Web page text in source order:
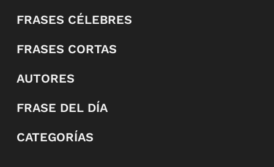
FRASES CÉLEBRES
FRASES CORTAS
AUTORES
FRASE DEL DÍA
CATEGORÍAS